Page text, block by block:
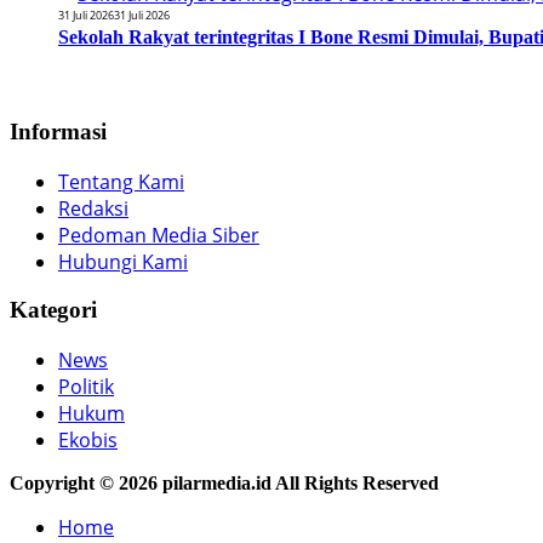
31 Juli 202631 Juli 2026
Sekolah Rakyat terintegritas I Bone Resmi Dimulai,
Informasi
Tentang Kami
Redaksi
Pedoman Media Siber
Hubungi Kami
Kategori
News
Politik
Hukum
Ekobis
Copyright © 2026 pilarmedia.id All Rights Reserved
Home